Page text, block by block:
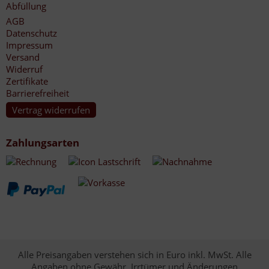
Abfüllung
AGB
Datenschutz
Impressum
Versand
Widerruf
Zertifikate
Barrierefreiheit
Vertrag widerrufen
Zahlungsarten
Alle Preisangaben verstehen sich in Euro inkl. MwSt. Alle
Angaben ohne Gewähr. Irrtümer und Änderungen